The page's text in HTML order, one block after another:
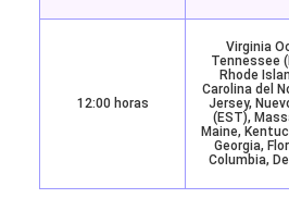
12:00 horas
Virginia
Tennessee
Rhode
Carolina del
Jersey,
(EST),
Maine,
Georgia,
Columbia,